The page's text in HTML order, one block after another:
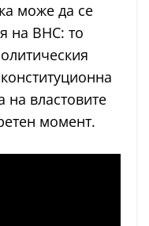
може да се
на ВНС: то
на властовите
момент.